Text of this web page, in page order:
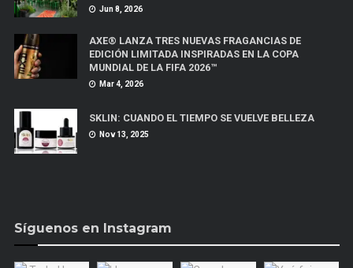
Jun 8, 2026
AXE® LANZA TRES NUEVAS FRAGANCIAS DE
EDICIÓN LIMITADA INSPIRADAS EN LA COPA
MUNDIAL DE LA FIFA 2026™
Mar 4, 2026
SKLIN: CUANDO EL TIEMPO SE VUELVE BELLEZA
Nov 13, 2025
Síguenos en Instagram